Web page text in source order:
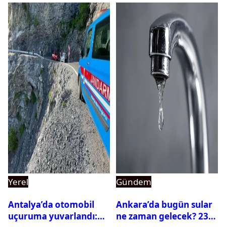
Yerel
Antalya’da otomobil
uçuruma yuvarlandı:
Gündem
Ankara’da bugün sular
ne zaman gelecek? 23